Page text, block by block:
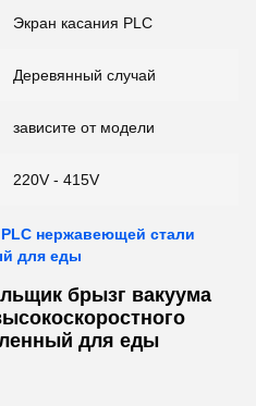
Экран касания PLC
Деревянный случай
зависите от модели
220V - 415V
нержавеющей стали
для еды
брызг вакуума
для еды